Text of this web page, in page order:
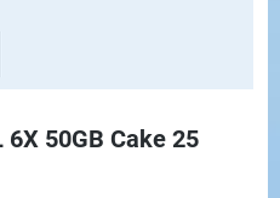
50GB Cake 25